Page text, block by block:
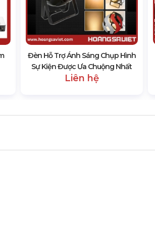
Đèn Hỗ Trợ Ánh Sáng Chụp Hình
Sự Kiện Được Ưa Chuộng Nhất
Liên hệ